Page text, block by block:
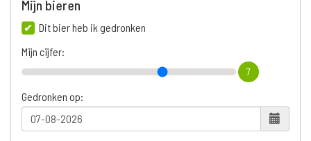
Mijn bieren
Dit bier heb ik gedronken
Mijn cijfer:
7
Gedronken op: